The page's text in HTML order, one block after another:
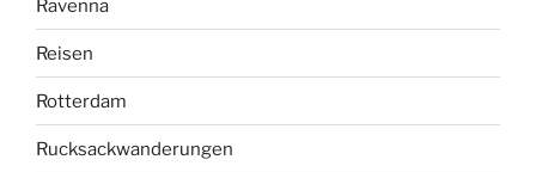
Ravenna
Reisen
Rotterdam
Rucksackwanderungen